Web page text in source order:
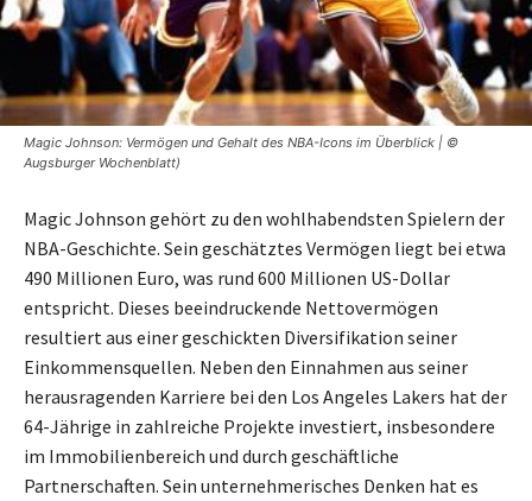
Magic Johnson: Vermögen und Gehalt des NBA-Icons im Überblick | ©
Augsburger Wochenblatt)
Magic Johnson gehört zu den wohlhabendsten Spielern der
NBA-Geschichte. Sein geschätztes Vermögen liegt bei etwa
490 Millionen Euro, was rund 600 Millionen US-Dollar
entspricht. Dieses beeindruckende Nettovermögen
resultiert aus einer geschickten Diversifikation seiner
Einkommensquellen. Neben den Einnahmen aus seiner
herausragenden Karriere bei den Los Angeles Lakers hat der
64-Jährige in zahlreiche Projekte investiert, insbesondere
im Immobilienbereich und durch geschäftliche
Partnerschaften. Sein unternehmerisches Denken hat es